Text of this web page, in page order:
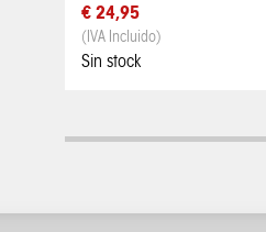
€ 24,95
(IVA Incluido)
Sin stock